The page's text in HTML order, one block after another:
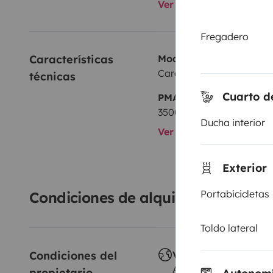
Fregadero
Cuarto
Ducha interior
Exterior
Portabicicletas
Toldo lateral
Ver todos los
Características
técnicas
Modelo
Carado
PMA:
3500 kg
Ver todas las
Condiciones de alquiler
Condiciones del
Viajes al extranjero
Autorizado